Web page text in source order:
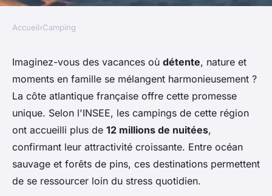
CAMPING
Camping sur la côte atlantique
: sérénité et loisirs au soleil
Lyam•9 février 2026•8 min de lecture
Accueil›Camping
Imaginez-vous des vacances où détente, nature et
moments en famille se mélangent harmonieusement ?
La côte atlantique française offre cette promesse
unique. Selon l'INSEE, les campings de cette région
ont accueilli plus de 12 millions de nuitées,
confirmant leur attractivité croissante. Entre océan
sauvage et forêts de pins, ces destinations permettent
de se ressourcer loin du stress quotidien.